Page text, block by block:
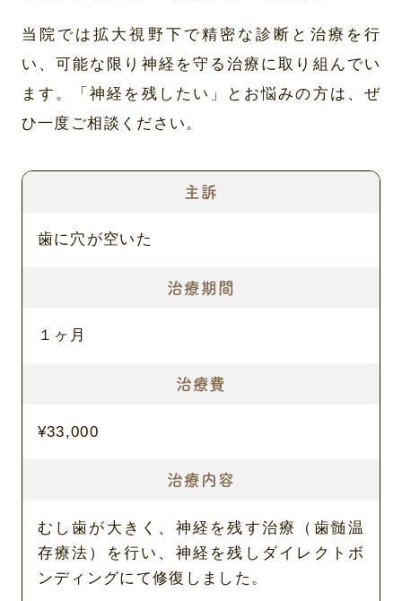
当院では拡大視野下で精密な診断と治療を行
い、可能な限り神経を守る治療に取り組んでい
ます。「神経を残したい」とお悩みの方は、ぜ
ひ一度ご相談ください。
主訴
歯に穴が空いた
治療期間
１ヶ月
治療費
¥33,000
治療内容
むし歯が大きく、神経を残す治療（歯髄温
存療法）を行い、神経を残しダイレクトボ
ンディングにて修復しました。